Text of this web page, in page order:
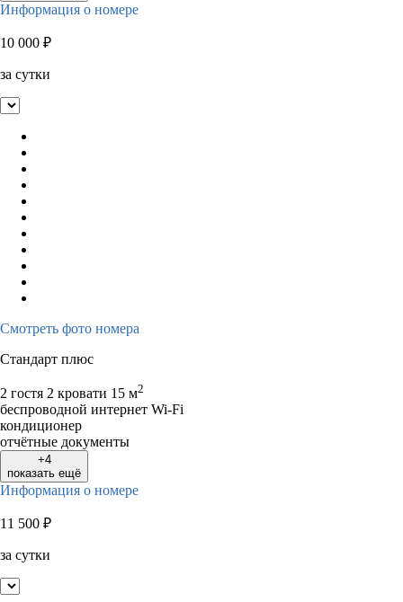
Информация о номере
10 000 ₽
за сутки
Смотреть фото номера
Стандарт плюс
2 гостя 2 кровати 15 м2
беспроводной интернет Wi-Fi
кондиционер
отчётные документы
+4
показать ещё
Информация о номере
11 500 ₽
за сутки